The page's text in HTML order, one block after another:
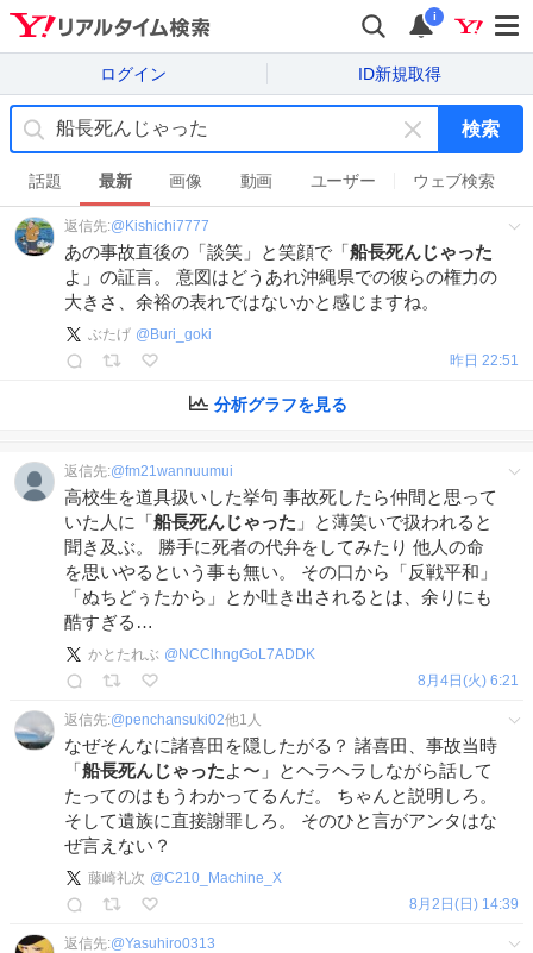
i
ログイン ID新規取得
キ
ー
ワ
ド
を
消
検索
話題 最新 画像 動画 ユーザー ウェブ検索
返信先:@ Kishichi7777
あの事故直後の「談笑」と笑顔で「船長死んじゃった
よ」の証言。 意図はどうあれ沖縄県での彼らの権力の
大きさ、余裕の表れではないかと感じますね。
ぶたげ @ Buri_goki
昨日 22:51
分析グラフを見る
返信先:@fm21wannuumui
高校生を道具扱いした挙句 事故死したら仲間と思って
いた人に「船長死んじゃった 」と薄笑いで扱われると
聞き及ぶ。 勝手に死者の代弁をしてみたり 他人の命
を思いやるという事も無い。 その口から「反戦平和」
「ぬちどぅたから」とか吐き出されるとは、余りにも
酷すぎる…
かとたれぶ @ NCClhngGoL7ADDK
8月4日(火) 6:21
返信先:@penchansuki02他1 人
なぜそんなに諸喜田を隠したがる？ 諸喜田、事故当時
「船長死んじゃったよ〜」とヘラヘラしながら話して
たってのはもうわかってるんだ。 ちゃんと説明しろ。
そして遺族に直接謝罪しろ。 そのひと言がアンタはな
ぜ言えない？
藤崎礼次 @C210_Machine_X
8月2日(日) 14:39
返信先:@Yasuhiro0313